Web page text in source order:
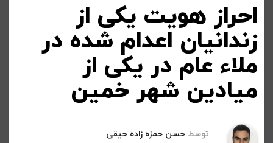
احراز هویت یکی از
زندانیان اعدام شده در
ملاء عام در یکی از
میادین شهر خمین
توسط حسن حمزه زاده حیقی